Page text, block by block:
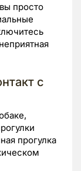
просто
с
прогулка